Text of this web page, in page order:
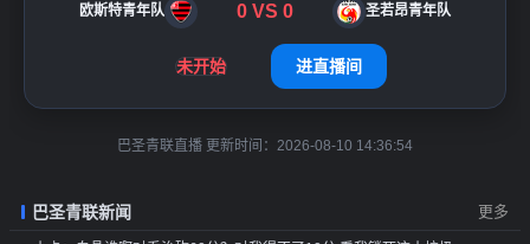
欧斯特青年队 0 VS 0 圣若昂青年队
未开始 进直播间
巴圣青联直播 更新时间：2026-08-10 14:36:54
巴圣青联新闻 更多